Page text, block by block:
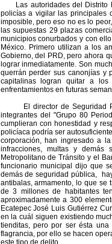
Las autoridades del Distrito
policías a vigilar las principales
imposible, pero eso no es lo
las supuestas 29 plazas
municipios conurbados y con
México. Primero utilizan a los
Gobierno, del PRD, pero ahora
lograr inmediatamente. Son
querrán perder sus canonjías y
capitalinas logran quitar a
enfrentamientos en futuras
El director de Seguridad
integrantes del "Grupo 80
cumplieran con honestidad y
policíaca podría ser
corporación, han ingresado a
infracciones, multas y demás
Metropolitano de Tránsito y el
funcionario municipal dijo que
demás de seguridad pública,
antibalas, armamento, lo que
de 3 millones de habitantes
aproximadamente a 300
Ecatepec José Luis Gutiérrez
en la cuál siguen existiendo
tienditas, pero por ser ésta
flagrancia, por ello se hacen
este tipo de delito.